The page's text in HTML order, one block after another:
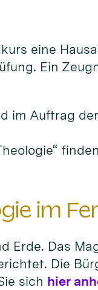
eine
Ein
im Auftrag
im
Erde. Das
Die
sich hier